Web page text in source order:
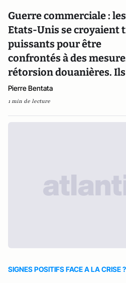
Guerre commerciale : les
Etats-Unis se croyaient
puissants pour être
confrontés à des
rétorsion douanières.
Pierre Bentata
1 min de lecture
SIGNES POSITIFS FACE A LA CRISE ?